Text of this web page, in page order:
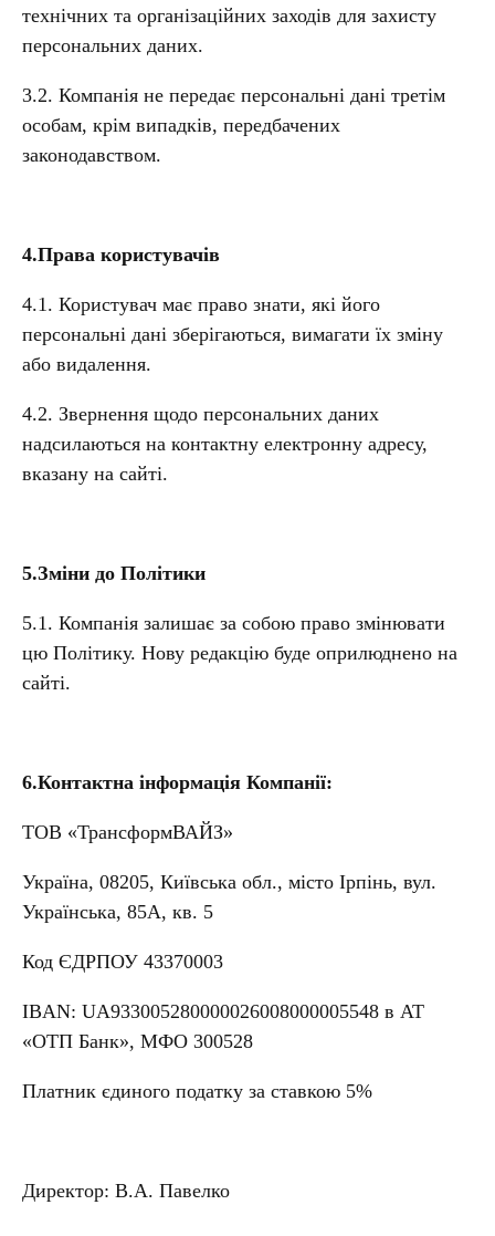
технічних та організаційних заходів для захисту
персональних даних.
3.2. Компанія не передає персональні дані третім
особам, крім випадків, передбачених
законодавством.
4.Права користувачів
4.1. Користувач має право знати, які його
персональні дані зберігаються, вимагати їх зміну
або видалення.
4.2. Звернення щодо персональних даних
надсилаються на контактну електронну адресу,
вказану на сайті.
5.Зміни до Політики
5.1. Компанія залишає за собою право змінювати
цю Політику. Нову редакцію буде оприлюднено на
сайті.
6.Контактна інформація Компанії:
ТОВ «ТрансформВАЙЗ»
Україна, 08205, Київська обл., місто Ірпінь, вул.
Українська, 85А, кв. 5
Код ЄДРПОУ 43370003
IBAN: UA933005280000026008000005548 в АТ
«ОТП Банк», МФО 300528
Платник єдиного податку за ставкою 5%
Директор: В.А. Павелко